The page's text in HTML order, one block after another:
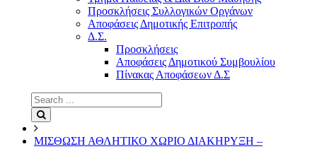
Προσκλήσεις Συλλογικών Οργάνων
Αποφάσεις Δημοτικής Επιτροπής
Δ.Σ.
Προσκλήσεις
Αποφάσεις Δημοτικού Συμβουλίου
Πίνακας Αποφάσεων Δ.Σ
Search
for:
ΜΙΣΘΩΣΗ ΑΘΛΗΤΙΚΟ ΧΩΡΙΟ ΔΙΑΚΗΡΥΞΗ –